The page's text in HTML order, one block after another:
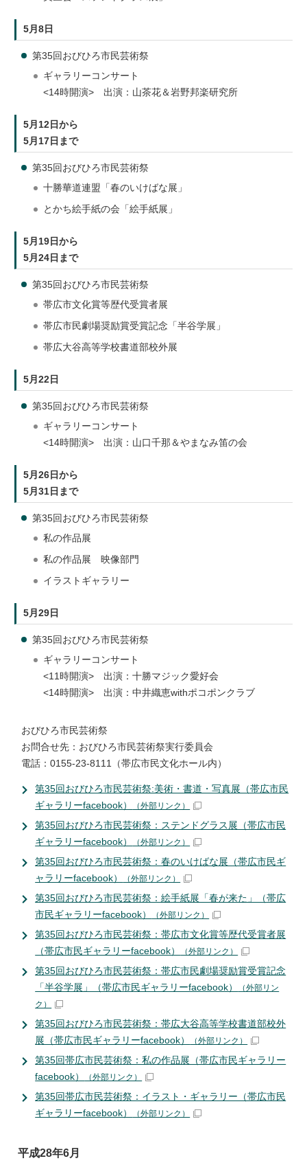
5月8日
第35回おびひろ市民芸術祭
ギャラリーコンサート
<14時開演> 出演：山茶花＆岩野邦楽研究所
5月12日から
5月17日まで
第35回おびひろ市民芸術祭
十勝華道連盟「春のいけばな展」
とかち絵手紙の会「絵手紙展」
5月19日から
5月24日まで
第35回おびひろ市民芸術祭
帯広市文化賞等歴代受賞者展
帯広市民劇場奨励賞受賞記念「半谷学展」
帯広大谷高等学校書道部校外展
5月22日
第35回おびひろ市民芸術祭
ギャラリーコンサート
<14時開演> 出演：山口千那＆やまなみ笛の会
5月26日から
5月31日まで
第35回おびひろ市民芸術祭
私の作品展
私の作品展 映像部門
イラストギャラリー
5月29日
第35回おびひろ市民芸術祭
ギャラリーコンサート
<11時開演> 出演：十勝マジック愛好会
<14時開演> 出演：中井織恵withポコポンクラブ
おびひろ市民芸術祭
お問合せ先：おびひろ市民芸術祭実行委員会
電話：0155-23-8111（帯広市民文化ホール内）
第35回おびひろ市民芸術祭:美術・書道・写真展（帯広市民
ギャラリーfacebook）
（外部リンク）
第35回おびひろ市民芸術祭：ステンドグラス展（帯広市民
ギャラリーfacebook）
（外部リンク）
第35回おびひろ市民芸術祭：春のいけばな展（帯広市民ギ
ャラリーfacebook）
（外部リンク）
第35回おびひろ市民芸術祭：絵手紙展「春が来た」（帯広
市民ギャラリーfacebook）
（外部リンク）
第35回おびひろ市民芸術祭：帯広市文化賞等歴代受賞者展
（帯広市民ギャラリーfacebook）
（外部リンク）
第35回おびひろ市民芸術祭：帯広市民劇場奨励賞受賞記念
「半谷学展」（帯広市民ギャラリーfacebook）
（外部リン
ク）
第35回おびひろ市民芸術祭：帯広大谷高等学校書道部校外
展（帯広市民ギャラリーfacebook）
（外部リンク）
第35回帯広市民芸術祭：私の作品展（帯広市民ギャラリー
facebook）
（外部リンク）
第35回帯広市民芸術祭：イラスト・ギャラリー（帯広市民
ギャラリーfacebook）
（外部リンク）
平成28年6月